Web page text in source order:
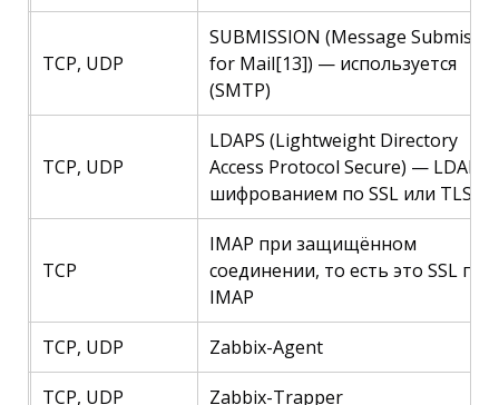
TCP, UDP
SUBMISSION (Message
for Mail[13]) — используется
(SMTP)
TCP, UDP
LDAPS (Lightweight Directory
Access Protocol Secure) — LDAP с
шифрованием по SSL или TLS
TCP
IMAP при защищённом
соединении, то есть это SSL
IMAP
TCP, UDP Zabbix-Agent
TCP, UDP Zabbix-Trapper